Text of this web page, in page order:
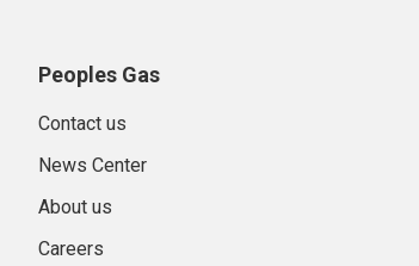
Peoples Gas
Contact us
News Center
About us
Careers